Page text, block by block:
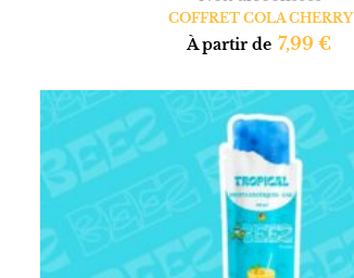
COFFRET COLA CHERRY
À partir de 7,99€